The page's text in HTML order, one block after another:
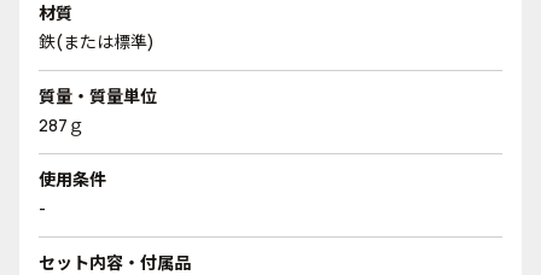
材質
鉄(または標準)
質量・質量単位
287ｇ
使用条件
-
セット内容・付属品